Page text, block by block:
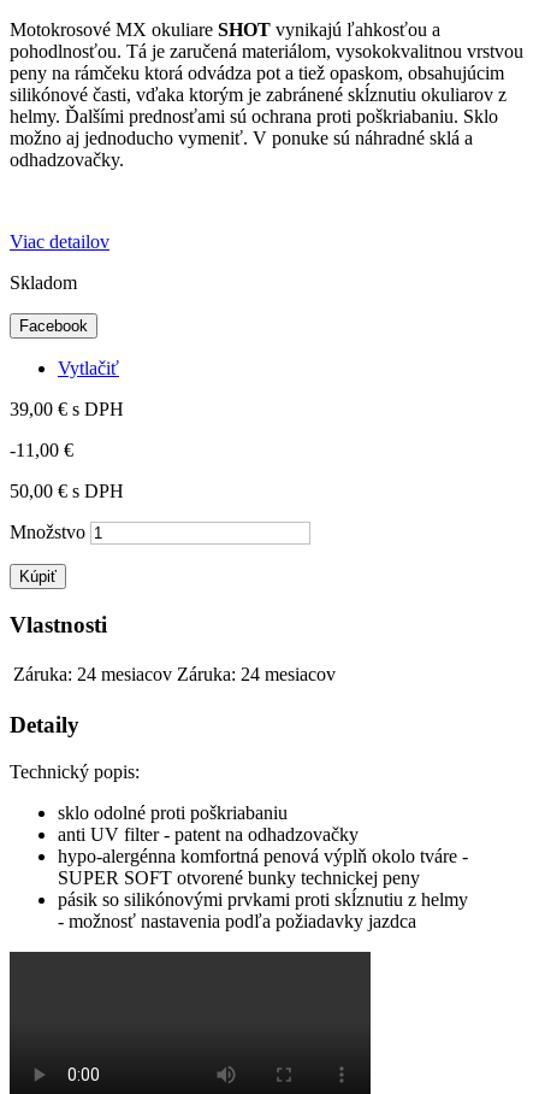
Motokrosové MX okuliare SHOT vynikajú ľahkosťou a
pohodlnosťou. Tá je zaručená materiálom, vysokokvalitnou vrstvou
peny na rámčeku ktorá odvádza pot a tiež opaskom, obsahujúcim
silikónové časti, vďaka ktorým je zabránené skĺznutiu okuliarov z
helmy. Ďalšími prednosťami sú ochrana proti poškriabaniu. Sklo
možno aj jednoducho vymeniť. V ponuke sú náhradné sklá a
odhadzovačky.
Viac detailov
Skladom
Facebook
Vytlačiť
39,00 € s DPH
-11,00 €
50,00 € s DPH
Množstvo
Kúpiť
Vlastnosti
Záruka: 24 mesiacov Záruka: 24 mesiacov
Detaily
Technický popis:
sklo odolné proti poškriabaniu
anti UV filter - patent na odhadzovačky
hypo-alergénna komfortná penová výplň okolo tváre -
SUPER SOFT otvorené bunky technickej peny
pásik so silikónovými prvkami proti skĺznutiu z helmy
- možnosť nastavenia podľa požiadavky jazdca